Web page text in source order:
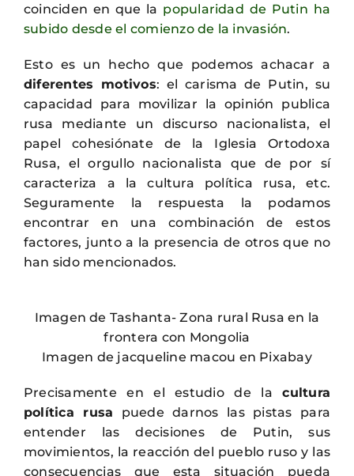
coinciden en que la popularidad de Putin ha
subido desde el comienzo de la invasión.
Esto es un hecho que podemos achacar a
diferentes motivos: el carisma de Putin, su
capacidad para movilizar la opinión publica
rusa mediante un discurso nacionalista, el
papel cohesiónate de la Iglesia Ortodoxa
Rusa, el orgullo nacionalista que de por sí
caracteriza a la cultura política rusa, etc.
Seguramente la respuesta la podamos
encontrar en una combinación de estos
factores, junto a la presencia de otros que no
han sido mencionados.
Imagen de Tashanta- Zona rural Rusa en la
frontera con Mongolia
Imagen de jacqueline macou en Pixabay
Precisamente en el estudio de lacultura
política rusa puede darnos las pistas para
entender las decisiones de Putin, sus
movimientos, la reacción del pueblo ruso y las
consecuencias que esta situación pueda